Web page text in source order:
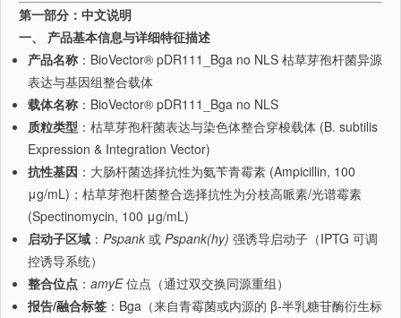
第一部分：中文说明
一、 产品基本信息与详细特征描述
产品名称 ：BioVector® pDR111_Bga no NLS 枯草芽孢杆菌异源
表达与基因组整合载体
载体名称 ：BioVector® pDR111_Bga no NLS
质粒类型 ：枯草芽孢杆菌表达与染色体整合穿梭载体 (B. subtilis
Expression & Integration Vector)
抗性基因 ：大肠杆菌选择抗性为氨苄青霉素 (Ampicillin, 100
μg/mL)；枯草芽孢杆菌整合选择抗性为分枝高哌素/光谱霉素
(Spectinomycin, 100 μg/mL)
启动子区域 ： Pspank 或 Pspank(hy) 强诱导启动子（IPTG 可调
控诱导系统）
整合位点 ： amyE位点（通过双交换同源重组）
报告/融合标签 ：Bga（来自青霉菌或内源的 β-半乳糖苷酶衍生标